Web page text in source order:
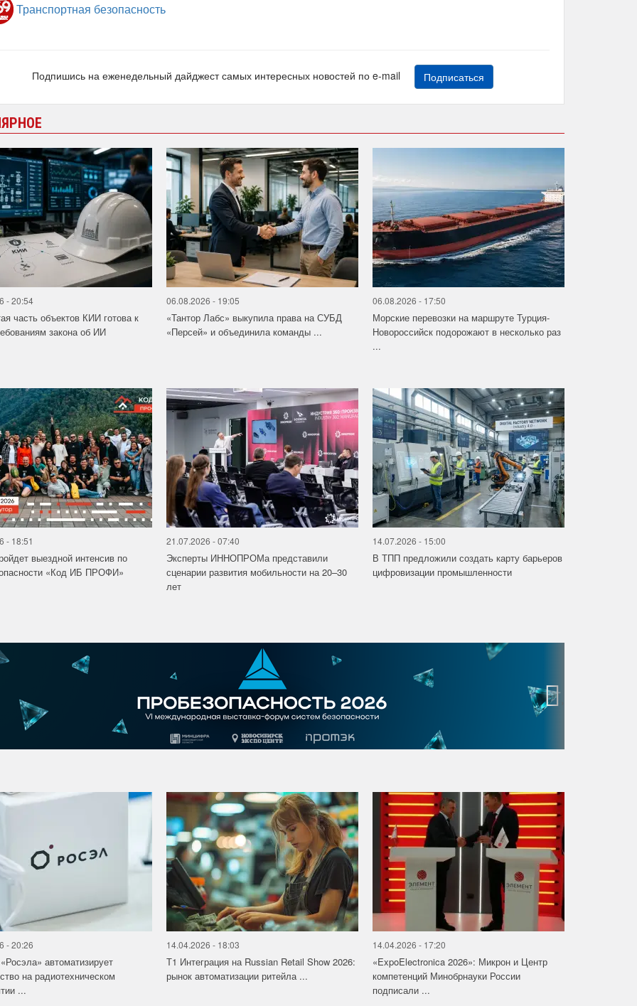
Транспортная безопасность
Подпишись на еженедельный дайджест самых интересных новостей по e-mail Подписаться
- 20:54
часть объектов КИИ готова к
закона об ИИ
06.08.2026 - 19:05
«Тантор Лабс» выкупила права на СУБД
«Персей» и объединила команды ...
06.08.2026 - 17:50
Морские перевозки на маршруте Турция-
Новороссийск подорожают в несколько раз
...
- 18:51
выездной интенсив по
«Код ИБ ПРОФИ»
21.07.2026 - 07:40
Эксперты ИННОПРОМа представили
сценарии развития мобильности на 20–30
лет
14.07.2026 - 15:00
В ТПП предложили создать карту барьеров
цифровизации промышленности
- 20:26
автоматизирует
на радиотехническом
...
14.04.2026 - 18:03
Т1 Интеграция на Russian Retail Show 2026:
рынок автоматизации ритейла ...
14.04.2026 - 17:20
«ExpoElectronica 2026»: Микрон и Центр
компетенций Минобрнауки России
подписали ...